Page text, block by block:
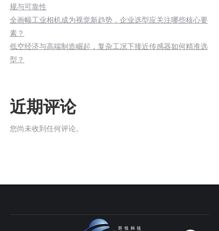
规与可靠性
全画幅工业相机成为视觉新趋势，企业选型应关注哪些核心要
素？
低空经济与高端制造崛起，复杂工况下接近传感器如何精准选
型？
近期评论
您尚未收到任何评论。